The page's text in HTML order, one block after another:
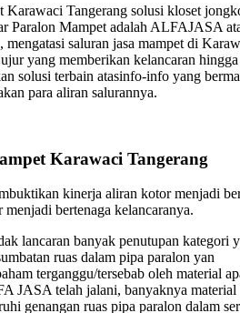
Karawaci Tangerang solusi kloset
Paralon Mampet adalah ALFAJASA
mengatasi saluran jasa mampet di
yang memberikan kelancaran hingga
solusi terbain atasinfo-info yang
para aliran salurannya.
Karawaci Tangerang
kinerja aliran kotor menjadi
bertenaga kelancaranya.
lancaran banyak penutupan kategori
ruas dalam pipa paralon yan
terganggu/tersebab oleh material
JASA telah jalani, banyaknya material
genangan ruas pipa paralon dalam